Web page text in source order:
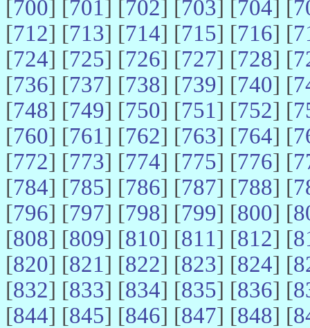
[700] [701] [702] [703] [704] [
[712] [713] [714] [715] [716] [
[724] [725] [726] [727] [728] [
[736] [737] [738] [739] [740] [
[748] [749] [750] [751] [752] [
[760] [761] [762] [763] [764] [
[772] [773] [774] [775] [776] [
[784] [785] [786] [787] [788] [
[796] [797] [798] [799] [800] [
[808] [809] [810] [811] [812] [
[820] [821] [822] [823] [824] [
[832] [833] [834] [835] [836] [
[844] [845] [846] [847] [848] [